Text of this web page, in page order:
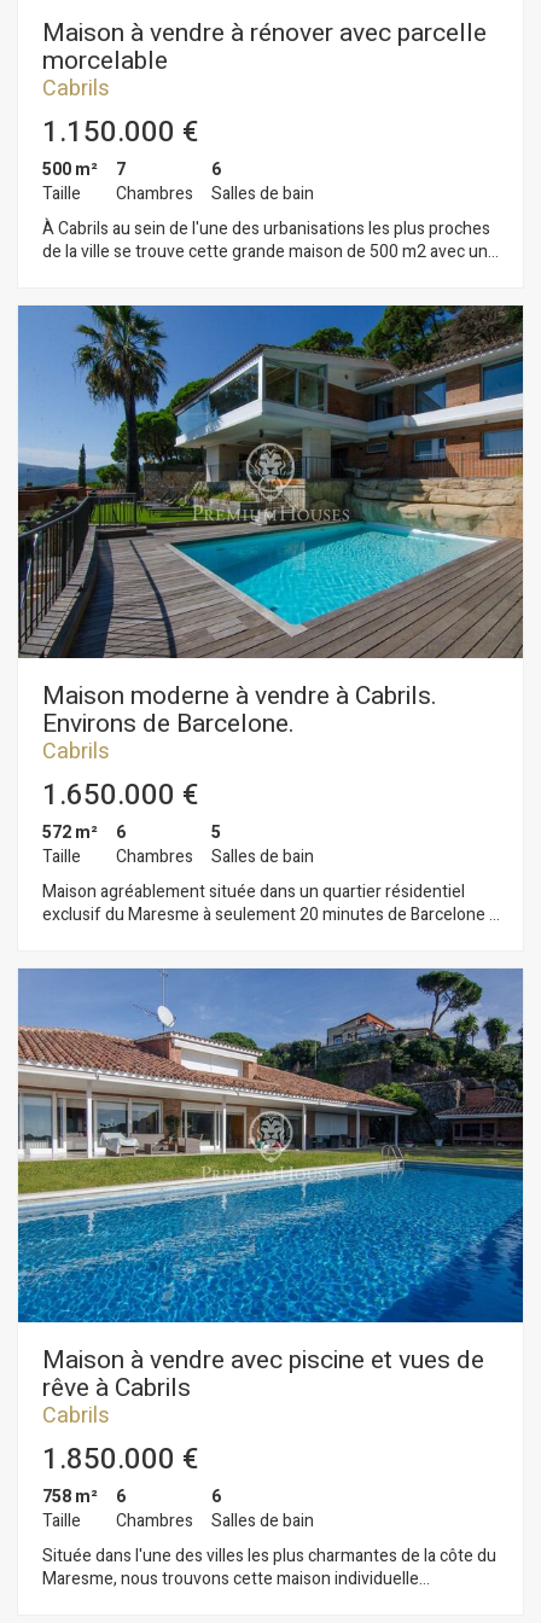
Maison à vendre à rénover avec parcelle
morcelable
Cabrils
1.150.000 €
500 m²
Taille
7
Chambres
6
Salles de bain
À Cabrils au sein de l'une des urbanisations les plus proches
de la ville se trouve cette grande maison de 500 m2 avec un
trouvons un spacieux salon/salle à manger, une très grande
cuisine, un espace polyvalent, deux chambres et deux salles
de bains. Depuis le salon on accède à une terrasse-porche qui
donne sur un très grand jardin avec différents espaces tels
que piscine, fronton, pinède, parking couvert pour 3 voitures
et plusieurs autres places à l'extérieur. À l'étage supérieur l
´espace nuit dispose d´un total de 5 chambres avec 4 salles
de bains. Les chambres jouissent de magnifiques vues sur la
mer.
Maison moderne à vendre à Cabrils.
Environs de Barcelone.
Cabrils
1.650.000 €
572 m²
Taille
6
Chambres
5
Salles de bain
Maison agréablement située dans un quartier résidentiel
exclusif du Maresme à seulement 20 minutes de Barcelone et
vues panoramiques sur la mer. Le design est accentué par les
grandes fenêtres qui baignent les pièces de lumière. La partie
extérieure comprend un espace barbecue - cuisine d'été,
piscine et plusieurs grandes terrasses. À l'étage supérieur:
magnifique salon ouvert sur la cuisine qui bénéficie de vues
panoramiques de rêve. La tranquille chambre principale offre
un grand dressing et une salle de bains complète plus 2
autres chambres doubles et une salle de bains. À l´étage
inférieur: 3 chambres doubles, une petite cuisine, 2 salles de
bains et des toilettes d´invités. Équipement supplémentaire:
buanderie, arrosage automatique, alarme, menuiserie
extérieure avec double vitrage, penderies encastrées,
réservoir d'eau, Internet, débarras. Le jardin dispose d'une
partie en escalier pour potager écologique.
Maison à vendre avec piscine et vues de
rêve à Cabrils
Cabrils
1.850.000 €
758 m²
Taille
6
Chambres
6
Salles de bain
Située dans l'une des villes les plus charmantes de la côte du
Maresme, nous trouvons cette maison individuelle